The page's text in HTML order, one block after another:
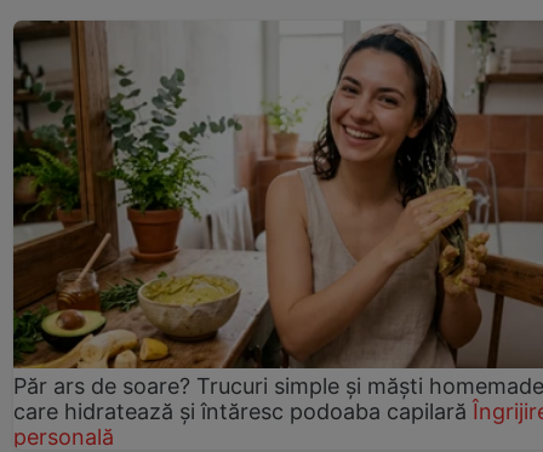
Păr ars de soare? Trucuri simple și măști homemade
care hidratează și întăresc podoaba capilară
personală